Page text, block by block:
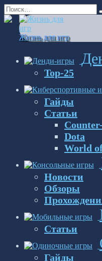
Перейти
к
содержанию
Search
for:
Жизнь для игр
Top-25
Гайды
Статьи
Dota
World
Новости
Обзоры
Статьи
Гайды